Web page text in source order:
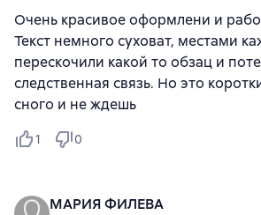
Очень красивое оформлени и
Текст немного суховат, местами
перескочили какой то обзац и
следственная связь. Но это
сного и не ждешь
1 0
МАРИЯ ФИЛЕВА